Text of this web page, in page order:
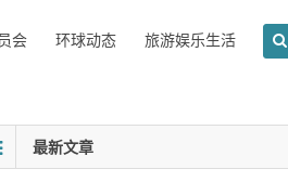
会 环球动态 旅游娱乐生活
最新文章